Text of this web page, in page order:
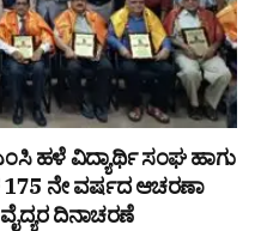
ಹಳೆ ವಿದ್ಯಾರ್ಥಿ ಸಂಘ ಹಾಗು
175 ನೇ ವರ್ಷದ ಆಚರಣಾ
ದಿನಾಚರಣೆ